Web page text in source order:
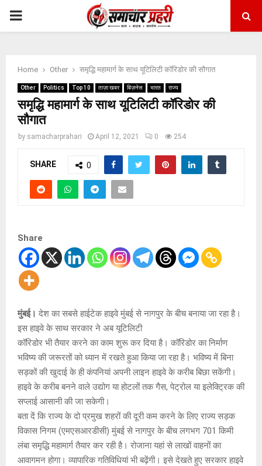
PRIMARY
Home Other समृद्धि महामार्ग के साथ यूटिलिटी कॉरिडोर की सौगात
Other Politics Top 10 ताज़ा खबर बिज़नेस भारत राज्य
समृद्धि महामार्ग के साथ यूटिलिटी कॉरिडोर की
सौगात
by samacharprahari April 12, 2021 0 254
SHARE 0
Share
मुंबई। देश का सबसे हाईटेक हाइवे मुंबई से नागपुर के बीच बनाया जा रहा है।
इस हाइवे के साथ सरकार ने अब यूटिलिटी
कॉरिडोर भी तैयार करने का काम शुरू कर दिया है। कॉरिडोर का निर्माण
भविष्य की जरूरतों को ध्यान में रखते हुआ किया जा रहा है। भविष्य में बिना
सड़कों की खुदाई के ही कंपनियां अपनी लाइन हाइवे के करीब बिछा सकेंगी।
हाइवे के करीब बनने वाले उद्योग या होटलों तक गैस, पेट्रोल या इलेक्ट्रिक की
सप्लाई आसानी की जा सकेगी।
बता दें कि राज्य के दो प्रमुख शहरों की दूरी कम करने के लिए राज्य सड़क
विकास निगम (एमएसआरडीसी) मुंबई से नागपुर के बीच लगभग 701 किमी
लंबा समृद्धि महामार्ग तैयार कर रही है। रोजाना यहां से लाखों वाहनों का
आवागमन होगा। व्यापारिक गतिविधियां भी बढ़ेंगी। इसे देखते हुए सरकार हाइवे